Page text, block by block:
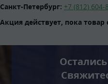
Санкт-Петербург: +7 (812) 604-
Акция действует, пока товар